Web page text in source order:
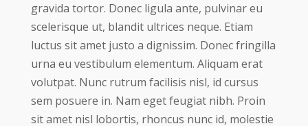
gravida tortor. Donec ligula ante, pulvinar eu
scelerisque ut, blandit ultrices neque. Etiam
luctus sit amet justo a dignissim. Donec fringilla
urna eu vestibulum elementum. Aliquam erat
volutpat. Nunc rutrum facilisis nisl, id cursus
sem posuere in. Nam eget feugiat nibh. Proin
sit amet nisl lobortis, rhoncus nunc id, molestie